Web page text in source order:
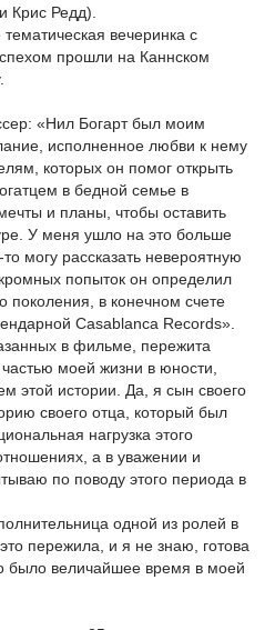
Крис Редд).
вечеринка с
прошли на Каннском
«Нил Богарт был моим
исполненное любви к нему
которых он помог открыть
в бедной семье в
и планы, чтобы оставить
У меня ушло на это больше
могу рассказать невероятную
попыток он определил
поколения, в конечном счете
Casablanca Records».
в фильме, пережита
моей жизни в юности,
этой истории. Да, я сын своего
своего отца, который был
нагрузка этого
а в уважении и
по поводу этого периода в
одной из ролей в
пережила, и я не знаю, готова
было величайшее время в моей